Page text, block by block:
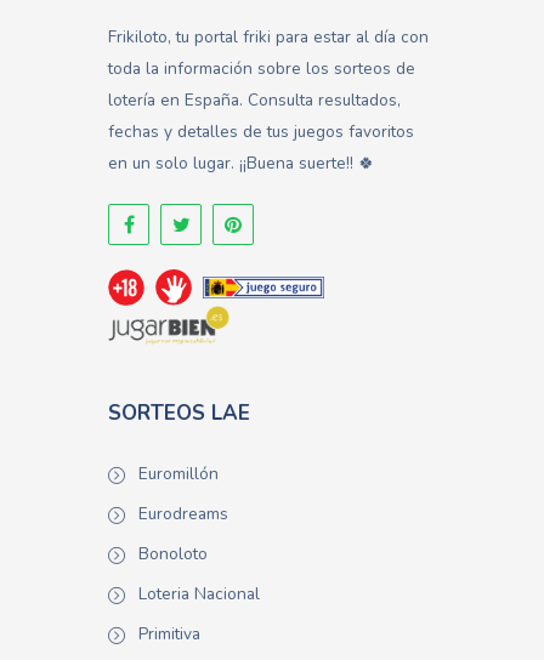
Frikiloto, tu portal friki para estar al día con
toda la información sobre los sorteos de
lotería en España. Consulta resultados,
fechas y detalles de tus juegos favoritos
en un solo lugar. ¡¡Buena suerte!! 🍀
SORTEOS LAE
Euromillón
Eurodreams
Bonoloto
Loteria Nacional
Primitiva